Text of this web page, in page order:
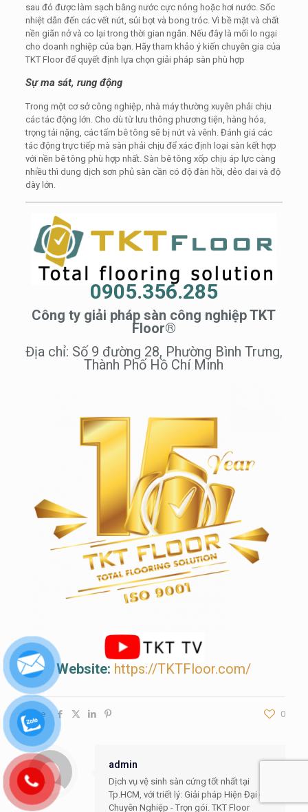
sau đó được làm sạch bằng nước cực nóng hoặc hơi nước. Sốc
nhiệt dẫn đến các vết nứt, sủi bọt và bong tróc. Vì bề mặt và chất
nền giãn nở và co lại trong thời gian ngắn. Nếu đây là mối lo ngại
cho doanh nghiệp của bạn. Hãy tham khảo ý kiến ​​chuyên gia của
TKT Floor để quyết định lựa chọn giải pháp sàn phù hợp
Sự ma sát, rung động
Trong một cơ sở công nghiệp, nhà máy thường xuyên phải chịu
các tác động lớn. Cho dù từ lưu thông phương tiện, hàng hóa,
trọng tải nặng, các tấm bê tông sẽ bị nứt và vênh. Đánh giá các
tác động trực tiếp mà sàn phải chịu để xác định loại sàn kết hợp
với nền bê tông phù hợp nhất. Sàn bê tông xốp chịu áp lực càng
nhiều thì dung dịch sơn phủ sàn cần có độ đàn hồi, dẻo dai và độ
dày lớn.
0905.356.285
Công ty giải pháp sàn công nghiệp TKT
Floor®
Địa chỉ: Số 9 đường 28, Phường Bình Trưng,
Thành Phố Hồ Chí Minh
Website: https://TKTFloor.com/
Share 0
admin
Dịch vụ vệ sinh sàn cứng tốt nhất tại
Tp.HCM, với triết lý: Giải pháp Hiện Đại -
Chuyên Nghiệp - Trọn gói. TKT Floor